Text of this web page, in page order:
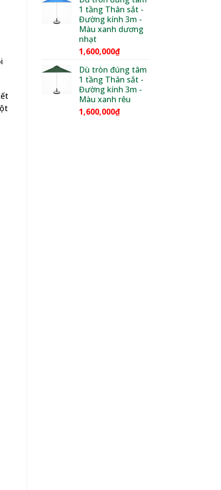
1 tầng Thân sắt -
Đường kính 3m -
Màu xanh dương
nhạt
1,600,000₫
Dù tròn đúng tâm
1 tầng Thân sắt -
Đường kính 3m -
Màu xanh rêu
1,600,000₫